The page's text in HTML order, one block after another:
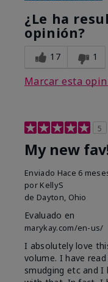
¿Le ha
opinión?
17 1
Marcar esta
5
My new
Enviado Hace 6
por KellyS
de Dayton, Ohio
Evaluado en
marykay.com/en-us/
I absolutely love
volume. I have
smudging etc and I